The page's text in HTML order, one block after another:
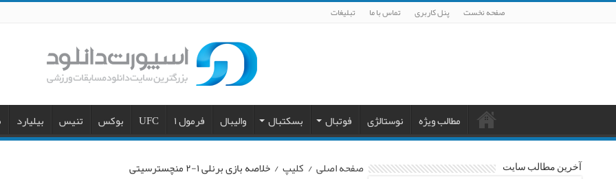
صفحه نخست پنل کاربری تماس با ما تبلیغات
مطالب ویژه نوستالژی فوتبال بسکتبال والیبال فرمول ۱ UFC بوکس تنیس بیلیارد
صفحه اصلی / کلیپ / خلاصه بازی برنلی ۱-۲ منچسترسیتی آخرین مطالب سایت